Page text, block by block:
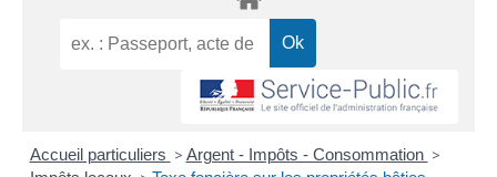
Accueil particuliers > Argent - Impôts - Consommation >